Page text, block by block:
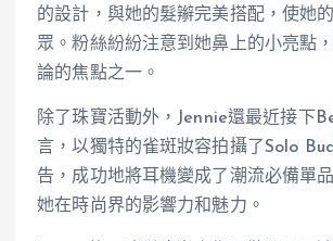
的設計，與她的髮辮完美搭配，使她
眾。粉絲紛紛注意到她鼻上的小亮點
論的焦點之一。
除了珠寶活動外，Jennie還最近接下
言，以獨特的雀斑妝容拍攝了Solo
告，成功地將耳機變成了潮流必備單
她在時尚界的影響力和魅力。